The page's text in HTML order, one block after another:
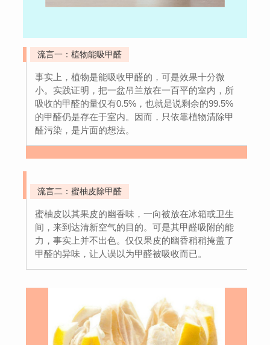
流言一：植物能吸甲醛
事实上，植物是能吸收甲醛的，可是效果十分微
小。实践证明，把一盆吊兰放在一百平的室内，所
吸收的甲醛的量仅有0.5%，也就是说剩余的99.5%
的甲醛仍是存在于室内。因而，只依靠植物清除甲
醛污染，是片面的想法。
流言二：蜜柚皮除甲醛
蜜柚皮以其果皮的幽香味，一向被放在冰箱或卫生
间，来到达清新空气的目的。可是其甲醛吸附的能
力，事实上并不出色。仅仅果皮的幽香稍稍掩盖了
甲醛的异味，让人误以为甲醛被吸收而已。